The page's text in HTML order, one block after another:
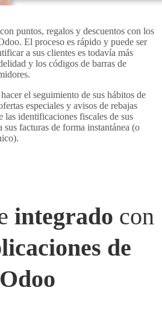
puntos, regalos y descuentos con los
El proceso es rápido y puede ser
a sus clientes es todavía más
y los códigos de barras de
el seguimiento de sus hábitos de
especiales y avisos de rebajas
identificaciones fiscales de sus
facturas de forma instantánea (o
integrado con
de
Odoo